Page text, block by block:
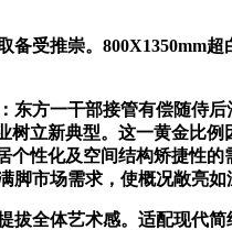
推崇。800X1350mm超
方一干部接管有偿随侍后
树立新典型。这一黄金比
个性化及空间结构矫捷性
脚市场需求，使概况敞亮
全体艺术感。适配现代简